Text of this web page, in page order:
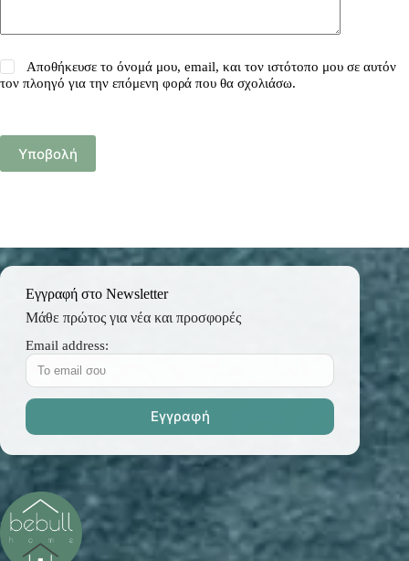
Αποθήκευσε το όνομά μου, email, και τον ιστότοπο μου σε αυτόν
τον πλοηγό για την επόμενη φορά που θα σχολιάσω.
Υποβολή
Εγγραφή στο Newsletter
Μάθε πρώτος για νέα και προσφορές
Email address: